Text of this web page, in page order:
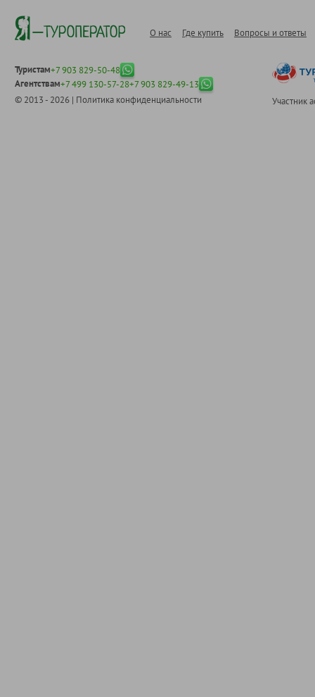
О нас Где купить Вопросы и ответы
Туристам+7 903 829-50-48
Агентствам+7 499 130-57-28+7 903 829-49-13
© 2013 - 2026 | Политика конфиденциальности Участник